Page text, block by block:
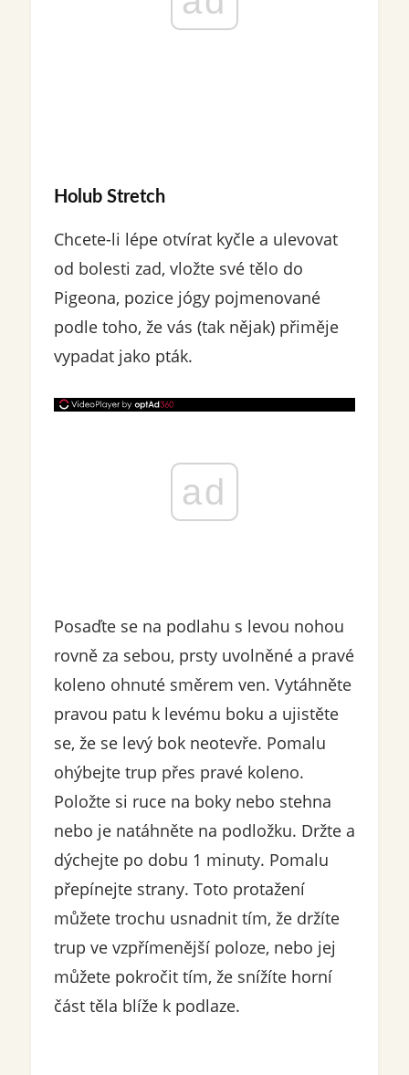
Holub Stretch
Chcete-li lépe otvírat kyčle a ulevovat
od bolesti zad, vložte své tělo do
Pigeona, pozice jógy pojmenované
podle toho, že vás (tak nějak) přiměje
vypadat jako pták.
ad
Posaďte se na podlahu s levou nohou
rovně za sebou, prsty uvolněné a pravé
koleno ohnuté směrem ven. Vytáhněte
pravou patu k levému boku a ujistěte
se, že se levý bok neotevře. Pomalu
ohýbejte trup přes pravé koleno.
Položte si ruce na boky nebo stehna
nebo je natáhněte na podložku. Držte a
dýchejte po dobu 1 minuty. Pomalu
přepínejte strany. Toto protažení
můžete trochu usnadnit tím, že držíte
trup ve vzpřímenější poloze, nebo jej
můžete pokročit tím, že snížíte horní
část těla blíže k podlaze.